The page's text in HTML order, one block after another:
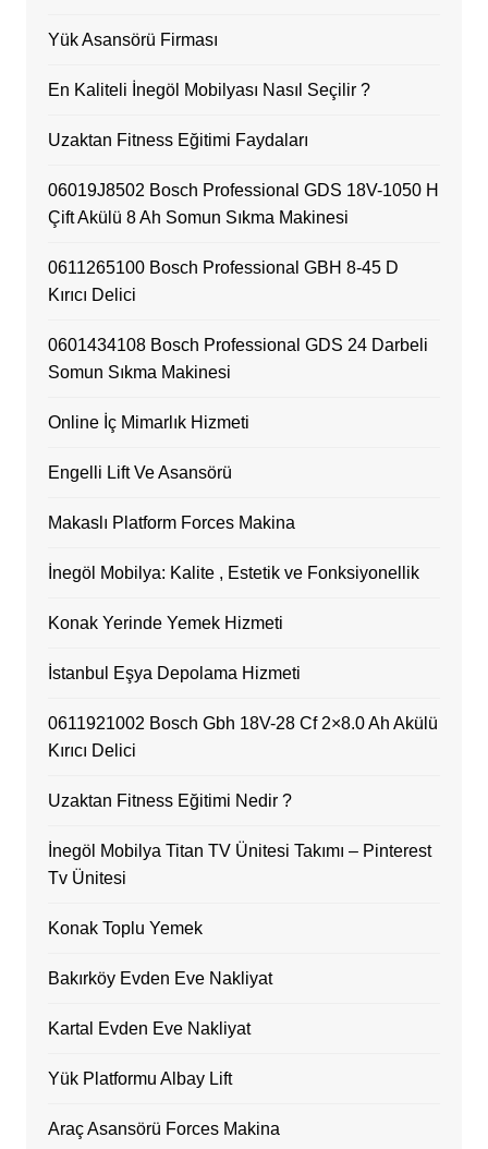
Yük Asansörü Firması
En Kaliteli İnegöl Mobilyası Nasıl Seçilir ?
Uzaktan Fitness Eğitimi Faydaları
06019J8502 Bosch Professional GDS 18V-1050 H
Çift Akülü 8 Ah Somun Sıkma Makinesi
0611265100 Bosch Professional GBH 8-45 D
Kırıcı Delici
0601434108 Bosch Professional GDS 24 Darbeli
Somun Sıkma Makinesi
Online İç Mimarlık Hizmeti
Engelli Lift Ve Asansörü
Makaslı Platform Forces Makina
İnegöl Mobilya: Kalite , Estetik ve Fonksiyonellik
Konak Yerinde Yemek Hizmeti
İstanbul Eşya Depolama Hizmeti
0611921002 Bosch Gbh 18V-28 Cf 2×8.0 Ah Akülü
Kırıcı Delici
Uzaktan Fitness Eğitimi Nedir ?
İnegöl Mobilya Titan TV Ünitesi Takımı – Pinterest
Tv Ünitesi
Konak Toplu Yemek
Bakırköy Evden Eve Nakliyat
Kartal Evden Eve Nakliyat
Yük Platformu Albay Lift
Araç Asansörü Forces Makina